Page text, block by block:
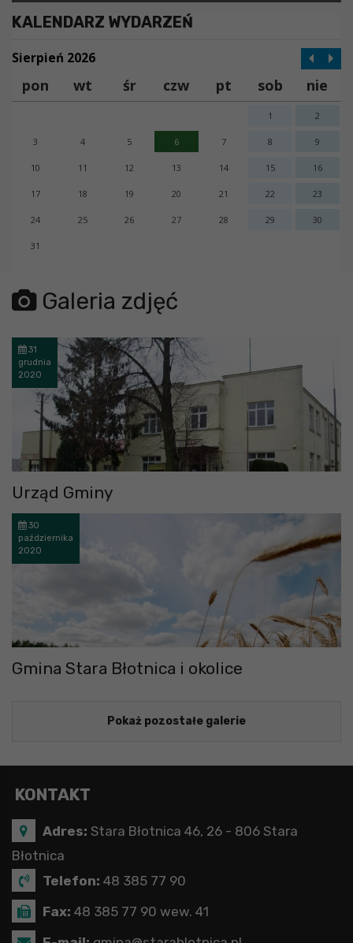
KALENDARZ WYDARZEŃ
Sierpień 2026
pon wt śr czw pt sob nie
1 2
3 4 5 6 7 8 9
10 11 12 13 14 15 16
17 18 19 20 21 22 23
24 25 26 27 28 29 30
31
error getting json:
Galeria zdjęć
31
grudnia
2020
Urząd Gminy
30
października
2020
Gmina Stara Błotnica i okolice
Pokaż pozostałe galerie
KONTAKT
Adres: Stara Błotnica 46, 26 - 806 Stara
Błotnica
Telefon: 48 385 77 90
Fax: 48 385 77 90 wew. 41